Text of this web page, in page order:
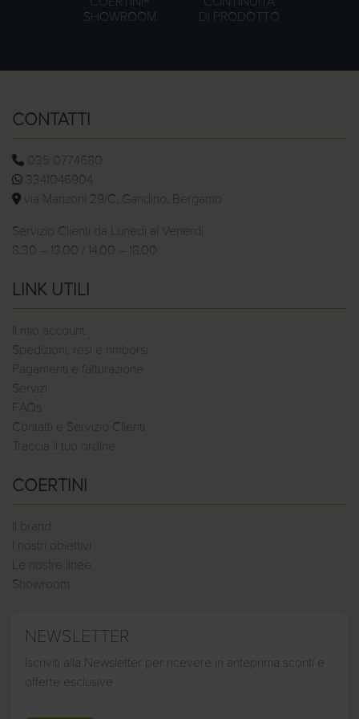
SHOWROOM
DI PRODOTTO
CONTATTI
035 0774680
3341046904
via Manzoni 29/C, Gandino, Bergamo
Servizio Clienti da Lunedì al Venerdì
8.30 – 13.00 / 14.00 – 18.00
LINK UTILI
Il mio account
Spedizioni, resi e rimborsi
Pagamenti e fatturazione
Servizi
FAQs
Contatti e Servizio Clienti
Traccia il tuo ordine
COERTINI
Il brand
I nostri obiettivi
Le nostre linee
Showroom
NEWSLETTER
Iscriviti alla Newsletter per ricevere in anteprima sconti e
offerte esclusive